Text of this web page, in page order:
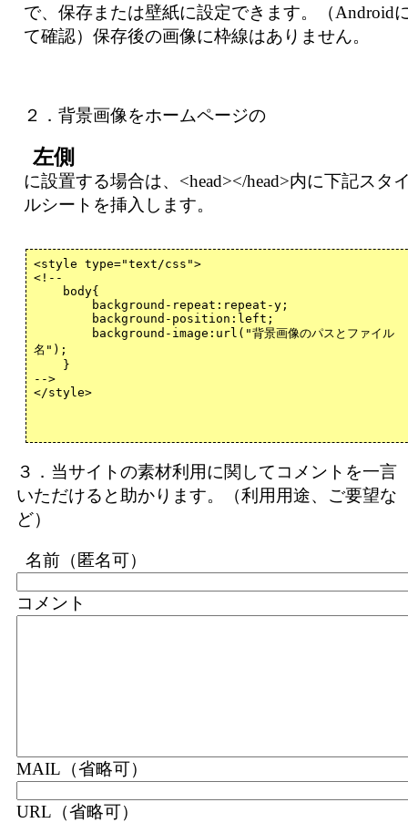
で、保存または壁紙に設定できます。（Android
て確認）保存後の画像に枠線はありません。
２．背景画像をホームページの
に設置する場合は、<head></head>内に下記スタ
ルシートを挿入します。
３．当サイトの素材利用に関してコメントを一言
いただけると助かります。（利用用途、ご要望な
ど）
名前（匿名可）
コメント
MAIL（省略可）
URL（省略可）